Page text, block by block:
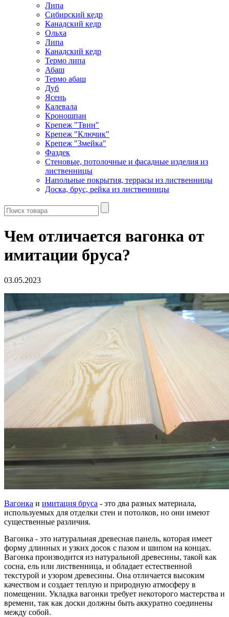
Липа
Сибирский кедр
Канадский кедр
Ольха
Липа
Канадский кедр
Термо липа
Абаш
Термо абаш
Дуб
Ясень
Калевала
Кроношпан
Крепеж "Твин"
Крепеж "Ключик"
Крепеж "Змейка"
Фаздек
Стеновые, потолочные и фасадные изделия из
лиственницы
Напольные покрытия, террасы из лиственницы
Доска, брус, рейка из лиственницы
Чем отличается вагонка от
имитации бруса?
03.05.2023
Вагонка и имитация бруса - это два разных материала,
используемых для отделки стен и потолков, но они имеют
существенные различия.
Вагонка - это натуральная древесная панель, которая имеет
форму длинных и узких досок с пазом и шипом на концах.
Вагонка производится из натуральной древесины, такой как
сосна, ель или лиственница, и обладает естественной
текстурой и узором древесины. Она отличается высоким
качеством и создает теплую и природную атмосферу в
помещении. Укладка вагонки требует некоторого мастерства и
времени, так как доски должны быть аккуратно соединены
между собой.